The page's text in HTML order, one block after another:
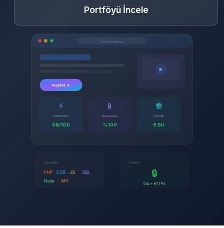
Portföyü İncele
www.yoursite.uz
Keşfet →
▶
⚡
Performans
98/100
📱
Responsive
%100
🌐
Çok Dilli
5 Dil
Teknolojiler
PHP CSS JS
SQL
Node
API
Güvenlik
🔒
SSL + HTTPS